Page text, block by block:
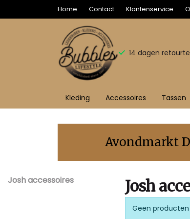
Home Contact Klantenservice
14 dagen
Kleding Accessoires Tassen
accessoires
Bubbles
Avondmarkt
Josh accessoires Josh
Geen